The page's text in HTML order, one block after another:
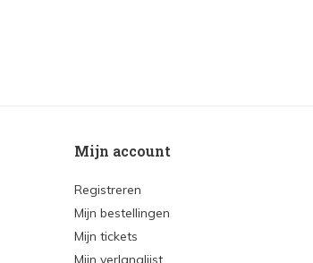
Mijn account
Registreren
Mijn bestellingen
Mijn tickets
Mijn verlanglijst